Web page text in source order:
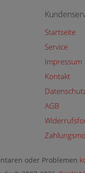
Startseite
Service
Impressum
Kontakt
AGB
oder Problemen